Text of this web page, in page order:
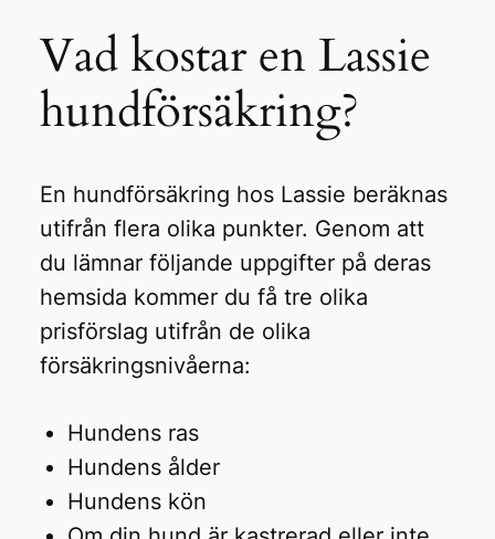
Vad kostar en Lassie
hundförsäkring?
En hundförsäkring hos Lassie beräknas
utifrån flera olika punkter. Genom att
du lämnar följande uppgifter på deras
hemsida kommer du få tre olika
prisförslag utifrån de olika
försäkringsnivåerna:
Hundens ras
Hundens ålder
Hundens kön